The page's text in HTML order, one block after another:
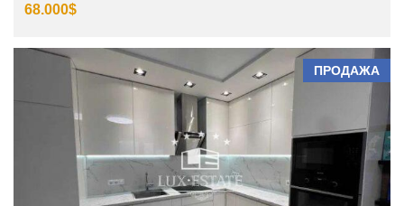
68.000$
ПРОДАЖА